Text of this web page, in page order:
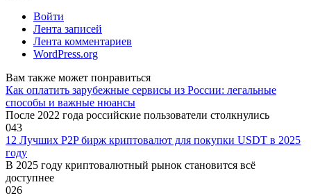
Войти
Лента записей
Лента комментариев
WordPress.org
Вам также может понравиться
Как оплатить зарубежные сервисы из России: легальные
способы и важные нюансы
После 2022 года российские пользователи столкнулись
043
12 Лучших P2P бирж криптовалют для покупки USDT в 2025
году
В 2025 году криптовалютный рынок становится всё
доступнее
026